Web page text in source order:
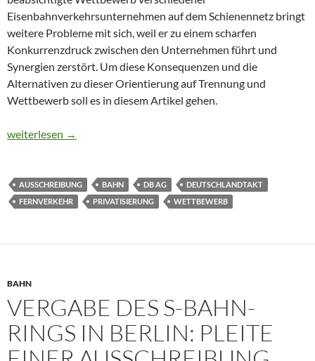
Eisenbahnverkehrsunternehmen auf dem Schienennetz bringt
weitere Probleme mit sich, weil er zu einem scharfen
Konkurrenzdruck zwischen den Unternehmen führt und
Synergien zerstört. Um diese Konsequenzen und die
Alternativen zu dieser Orientierung auf Trennung und
Wettbewerb soll es in diesem Artikel gehen.
Der Irrglaube an den Wettbewerb im Bahn-Fernverkehr
weiterlesen →
AUSSCHREIBUNG BAHN DB AG
DEUTSCHLANDTAKT
FERNVERKEHR
PRIVATISIERUNG WETTBEWERB
BAHN
VERGABE DES S-BAHN-
RINGS IN BERLIN: PLEITE